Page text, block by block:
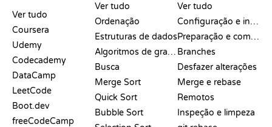
Ver tudo
Coursera
Udemy
Codecademy
DataCamp
LeetCode
Boot.dev
freeCodeCamp
Ver tudo
Ordenação
Estruturas de dados
Algoritmos de grafos
Busca
Merge Sort
Quick Sort
Bubble Sort
Ver tudo
Configuração e início
Preparação e commit
Branches
Desfazer alterações
Merge e rebase
Remotos
Inspeção e limpeza